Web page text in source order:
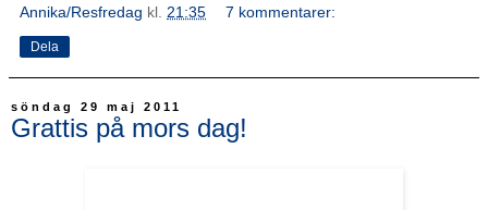
Annika/Resfredag kl. 21:35 7 kommentarer:
Dela
söndag 29 maj 2011
Grattis på mors dag!